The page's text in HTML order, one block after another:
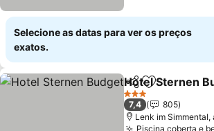
Selecione as datas para ver os preços
exatos.
PartilharAdicionar
Hotel Sternen
3 Estrelas
7,4
805
Lenk im Simmental,
Piscina coberta e